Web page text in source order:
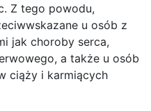
Z tego powodu,
u osób z
jak choroby serca,
a także u osób
ciąży i karmiących